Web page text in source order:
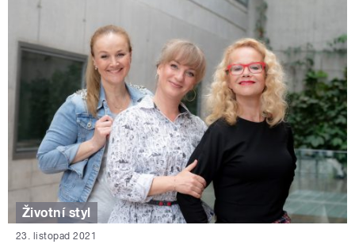
Životní styl
23. listopad 2021